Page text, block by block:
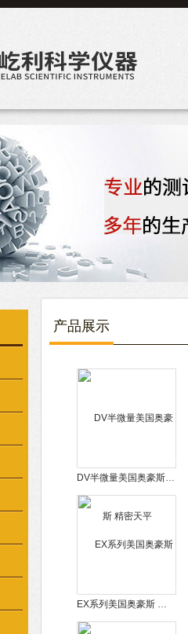
产品展示
DV半微量美国奥豪斯 精密天平
EX系列美国奥豪斯 精密天平